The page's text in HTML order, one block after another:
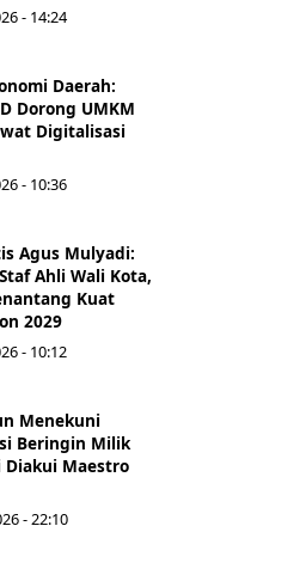
- 14:24
Daerah:
Dorong UMKM
Digitalisasi
- 10:36
Agus Mulyadi:
Ahli Wali Kota,
Kuat
2029
- 10:12
Menekuni
Beringin Milik
Diakui Maestro
- 22:10